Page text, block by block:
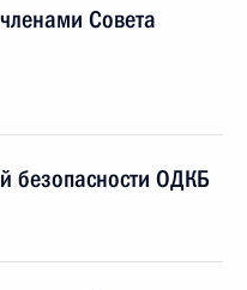
Совета
безопасности ОДКБ